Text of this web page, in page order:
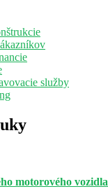
služby
motorového vozidla